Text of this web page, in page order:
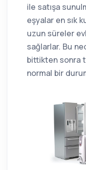
ile satışa
eşyalar en sık
uzun süreler
sağlarlar. Bu
bittikten sonra
normal bir